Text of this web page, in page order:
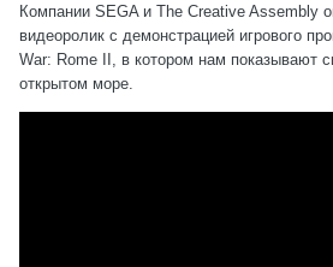
Компании SEGA и The Creative Assembly
видеоролик с демонстрацией игрового
War: Rome II, в котором нам показывают
открытом море.